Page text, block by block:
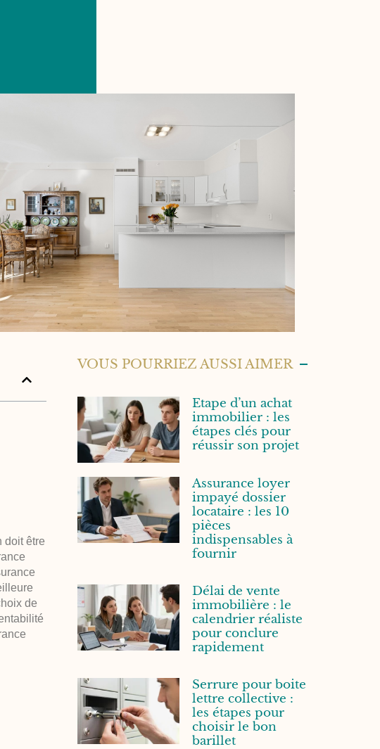
doit être
de
VOUS POURRIEZ AUSSI AIMER
Etape d’un achat
immobilier : les
étapes clés pour
réussir son projet
Assurance loyer
impayé dossier
locataire : les 10
pièces
indispensables à
fournir
Délai de vente
immobilière : le
calendrier réaliste
pour conclure
rapidement
Serrure pour boite
lettre collective :
les étapes pour
choisir le bon
barillet